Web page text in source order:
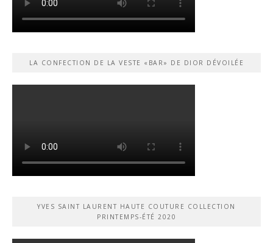
LA CONFECTION DE LA VESTE «BAR» DE DIOR DÉVOILÉE
YVES SAINT LAURENT HAUTE COUTURE COLLECTION
PRINTEMPS-ÉTÉ 2020